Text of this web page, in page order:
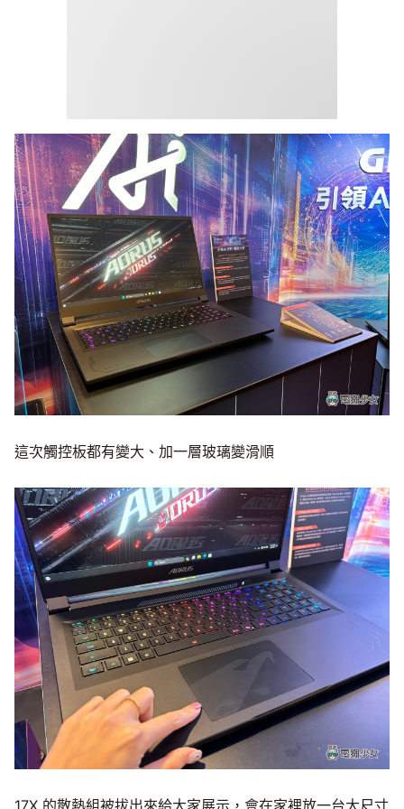
這次觸控板都有變大、加一層玻璃變滑順
17X 的散熱組被拔出來給大家展示，會在家裡放一台大尺寸